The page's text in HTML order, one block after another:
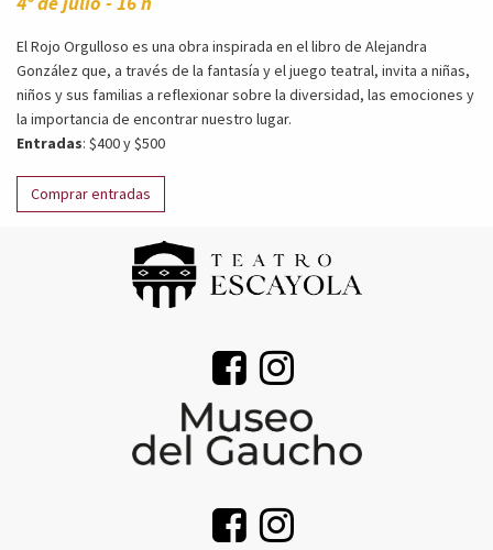
El Rojo Orgulloso es una obra inspirada en el libro de Alejandra
González que, a través de la fantasía y el juego teatral, invita a niñas,
niños y sus familias a reflexionar sobre la diversidad, las emociones y
la importancia de encontrar nuestro lugar.
Entradas: $400 y $500
Comprar entradas